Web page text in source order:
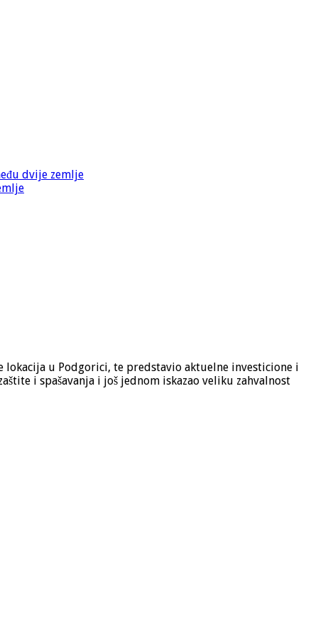
dvije zemlje
lokacija u Podgorici, te predstavio aktuelne investicione i
i spašavanja i još jednom iskazao veliku zahvalnost